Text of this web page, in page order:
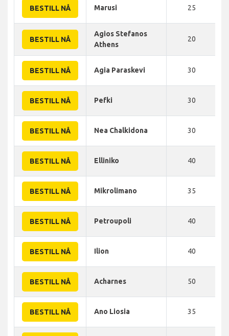
BESTILL NÅ Marusi 25
BESTILL NÅ
Agios Stefanos
Athens
20
BESTILL NÅ Agia Paraskevi 30
BESTILL NÅ Pefki 30
BESTILL NÅ Nea Chalkidona 30
BESTILL NÅ Elliniko 40
BESTILL NÅ Mikrolimano 35
BESTILL NÅ Petroupoli 40
BESTILL NÅ Ilion 40
BESTILL NÅ Acharnes 50
BESTILL NÅ Ano Liosia 35